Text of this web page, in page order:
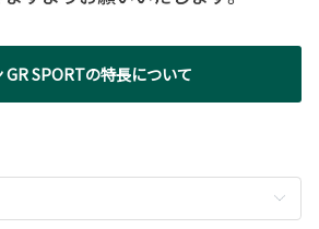
GR SPORTの特長について